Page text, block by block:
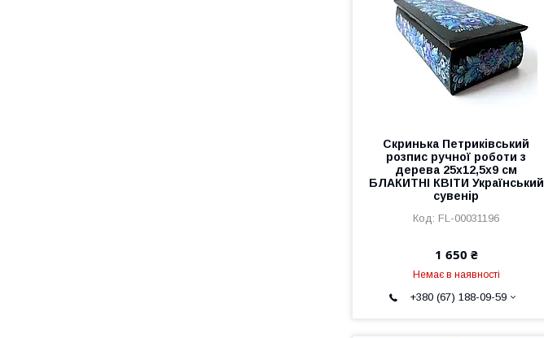
Скринька Петриківський
розпис ручної роботи з
дерева 25х12,5х9 см
БЛАКИТНІ КВІТИ Український
сувенір
FL-00031196
1 650 ₴
Немає в наявності
+380 (67) 188-09-59